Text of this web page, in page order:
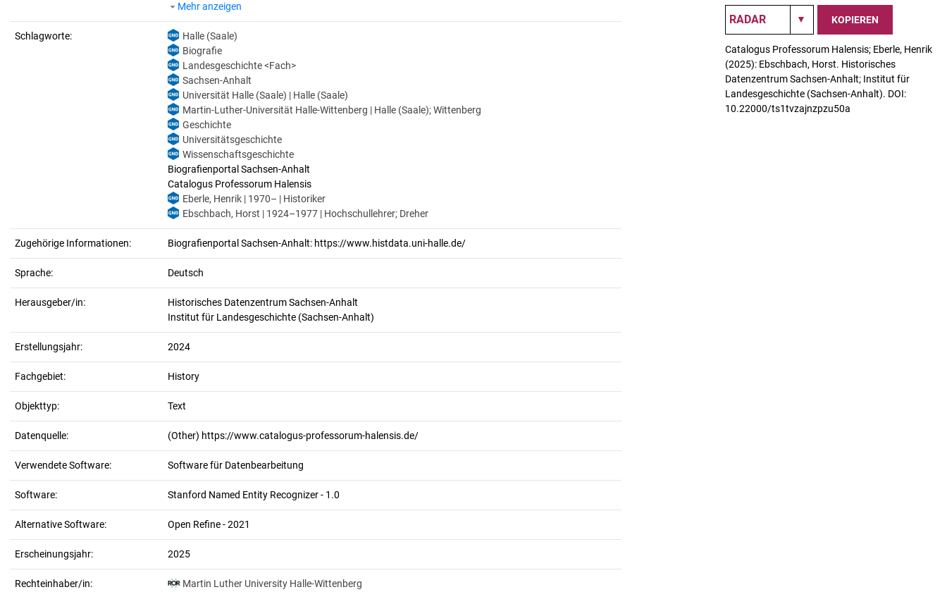
Mehr anzeigen
Schlagworte:
Halle (Saale)
Biografie
Landesgeschichte <Fach>
Sachsen-Anhalt
Universität Halle (Saale) | Halle (Saale)
Martin-Luther-Universität Halle-Wittenberg | Halle (Saale); Wittenberg
Geschichte
Universitätsgeschichte
Wissenschaftsgeschichte
Biografienportal Sachsen-Anhalt
Catalogus Professorum Halensis
Eberle, Henrik | 1970– | Historiker
Ebschbach, Horst | 1924–1977 | Hochschullehrer; Dreher
Zugehörige Informationen: Biografienportal Sachsen-Anhalt: https://www.histdata.uni-halle.de/
Sprache: Deutsch
Herausgeber/in:
Historisches Datenzentrum Sachsen-Anhalt
Institut für Landesgeschichte (Sachsen-Anhalt)
Erstellungsjahr: 2024
Fachgebiet: History
Objekttyp: Text
Datenquelle: (Other) https://www.catalogus-professorum-halensis.de/
Verwendete Software: Software für Datenbearbeitung
Software: Stanford Named Entity Recognizer - 1.0
Alternative Software: Open Refine - 2021
Erscheinungsjahr: 2025
Rechteinhaber/in: Martin Luther University Halle-Wittenberg
KOPIEREN
Catalogus Professorum Halensis; Eberle, Henrik
(2025): Ebschbach, Horst. Historisches
Datenzentrum Sachsen-Anhalt; Institut für
Landesgeschichte (Sachsen-Anhalt). DOI:
10.22000/ts1tvzajnzpzu50a